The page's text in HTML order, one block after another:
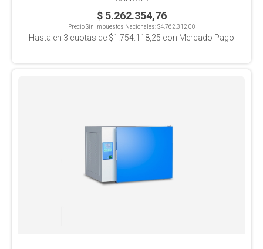
$ 5.262.354,76
Precio Sin Impuestos Nacionales:$4.762.312,00
Hasta en 3 cuotas de $1.754.118,25 con Mercado Pago